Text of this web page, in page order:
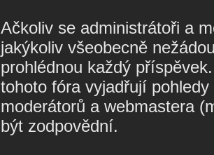
Ačkoliv se administrátoři a
jakýkoliv všeobecně
prohlédnou každý
tohoto fóra vyjadřují
moderátorů a webmastera
být zodpovědní.